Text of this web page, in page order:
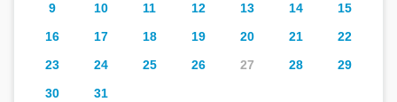
9
10 11 12 13 14
15
16
17 18 19 20 21
22
23
24 25 26 27 28
29
30
31